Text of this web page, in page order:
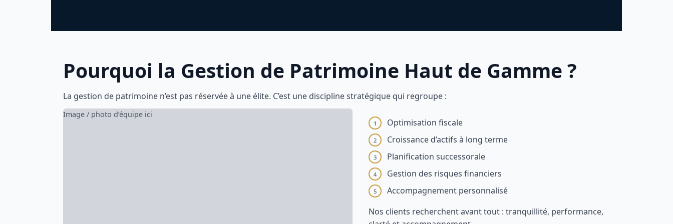
Pourquoi la Gestion de Patrimoine Haut de Gamme ?
La gestion de patrimoine n’est pas réservée à une élite. C’est une discipline stratégique qui regroupe :
Image / photo d’équipe ici
1 Optimisation fiscale
2 Croissance d’actifs à long terme
3 Planification successorale
4 Gestion des risques financiers
5
Accompagnement personnalisé
Nos clients recherchent avant tout : tranquillité, performance,